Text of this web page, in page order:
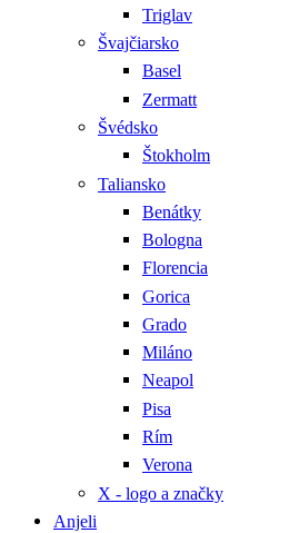
Triglav
Švajčiarsko
Basel
Zermatt
Švédsko
Štokholm
Taliansko
Benátky
Bologna
Florencia
Gorica
Grado
Miláno
Neapol
Pisa
Rím
Verona
X - logo a značky
Anjeli